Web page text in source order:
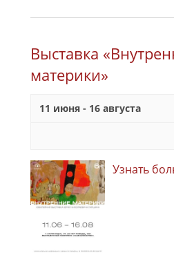
Выставка
материки»
11 июня - 16 августа
Узнать